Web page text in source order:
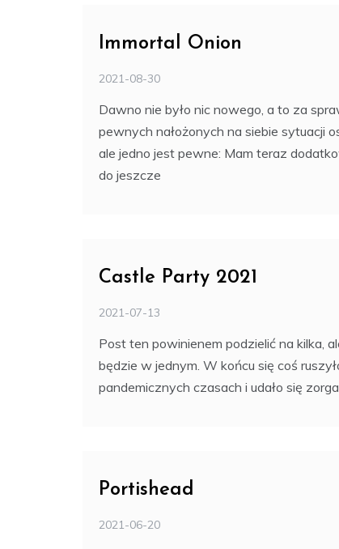
Immortal Onion
2021-08-30
Dawno nie było nic nowego, a to za
pewnych nałożonych na siebie sytuacji
ale jedno jest pewne: Mam teraz
do jeszcze
Castle Party 2021
2021-07-13
Post ten powinienem podzielić na kilka,
będzie w jednym. W końcu się coś
pandemicznych czasach i udało się
Portishead
2021-06-20